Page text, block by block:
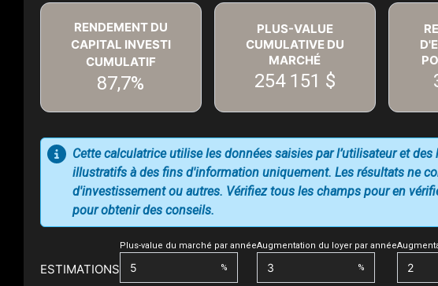
RENDEMENT DU
CAPITAL INVESTI
CUMULATIF
87,7%
PLUS-VALUE
CUMULATIVE DU
MARCHÉ
254 151 $
ESTIMATIONS
Plus-value du marché par année
%
Augmentation du loyer par année
%
Cette calculatrice utilise les données saisies par l’utilisateur et
illustratifs à des fins d'information uniquement. Les résultats ne
d'investissement ou autres. Vérifiez tous les champs pour en
pour obtenir des conseils.